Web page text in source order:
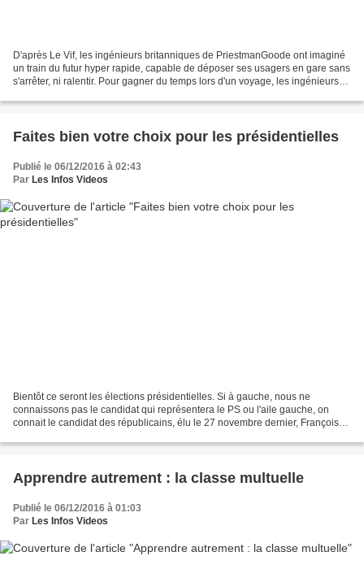
D'après Le Vif, les ingénieurs britanniques de PriestmanGoode ont imaginé
un train du futur hyper rapide, capable de déposer ses usagers en gare sans
s'arrêter, ni ralentir. Pour gagner du temps lors d'un voyage, les ingénieurs
Faites bien votre choix pour les présidentielles
Publié le 06/12/2016 à 02:43
Par Les Infos Videos
Bientôt ce seront les élections présidentielles. Si à gauche, nous ne
connaissons pas le candidat qui représentera le PS ou l'aile gauche, on
connait le candidat des républicains, élu le 27 novembre dernier, François
Apprendre autrement : la classe multuelle
Publié le 06/12/2016 à 01:03
Par Les Infos Videos